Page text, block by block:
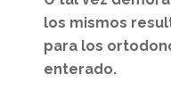
los mismos
para los
enterado.